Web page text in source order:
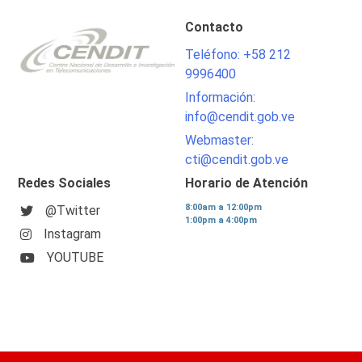
Contacto
Teléfono: +58 212
9996400
Información:
info@cendit.gob.ve
Webmaster:
cti@cendit.gob.ve
Redes Sociales
@Twitter
Instagram
YOUTUBE
Horario de Atención
8:00am a 12:00pm
1:00pm a 4:00pm